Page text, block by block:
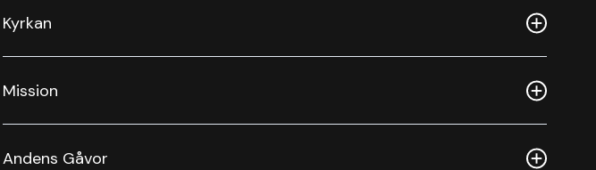
Kyrkan
Mission
Andens Gåvor